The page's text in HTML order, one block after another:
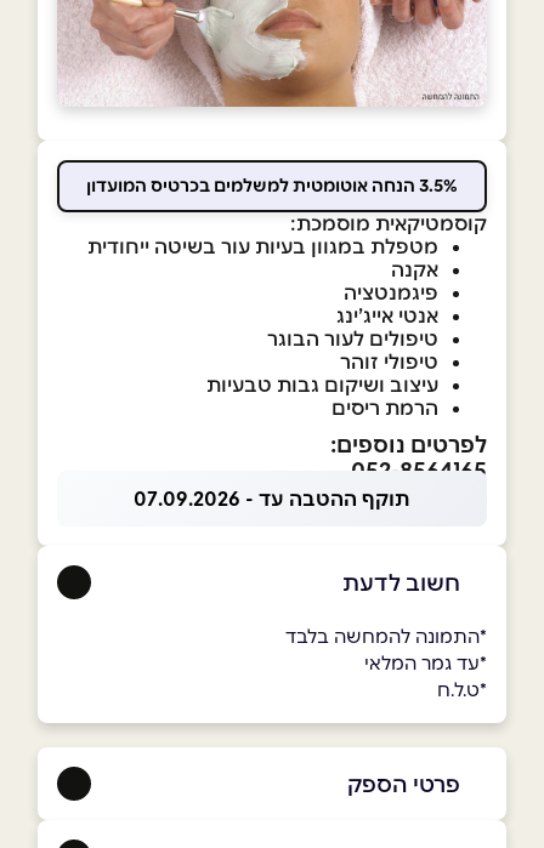
3.5% הנחה אוטומטית למשלמים בכרטיס המועדון
קוסמטיקאית מוסמכת:
מטפלת במגוון בעיות עור בשיטה ייחודית
אקנה
פיגמנטציה
אנטי אייג’ינג
טיפולים לעור הבוגר
טיפולי זוהר
עיצוב ושיקום גבות טבעיות
הרמת ריסים
לפרטים נוספים:
052-8564165
תוקף ההטבה עד - 07.09.2026
חשוב לדעת
*התמונה להמחשה בלבד
*עד גמר המלאי
*ט.ל.ח
פרטי הספק